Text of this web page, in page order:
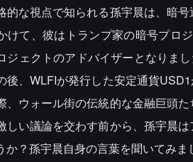
的な視点で知られる孫宇晨は、暗
けて、彼はトランプ家の暗号プロ
ジェクトのアドバイザーとなりま
後、WLFIが発行した安定通貨
、ウォール街の伝統的な金融巨頭
しい議論を交わす前から、孫宇晨
か？孫宇晨自身の言葉を聞いてみま